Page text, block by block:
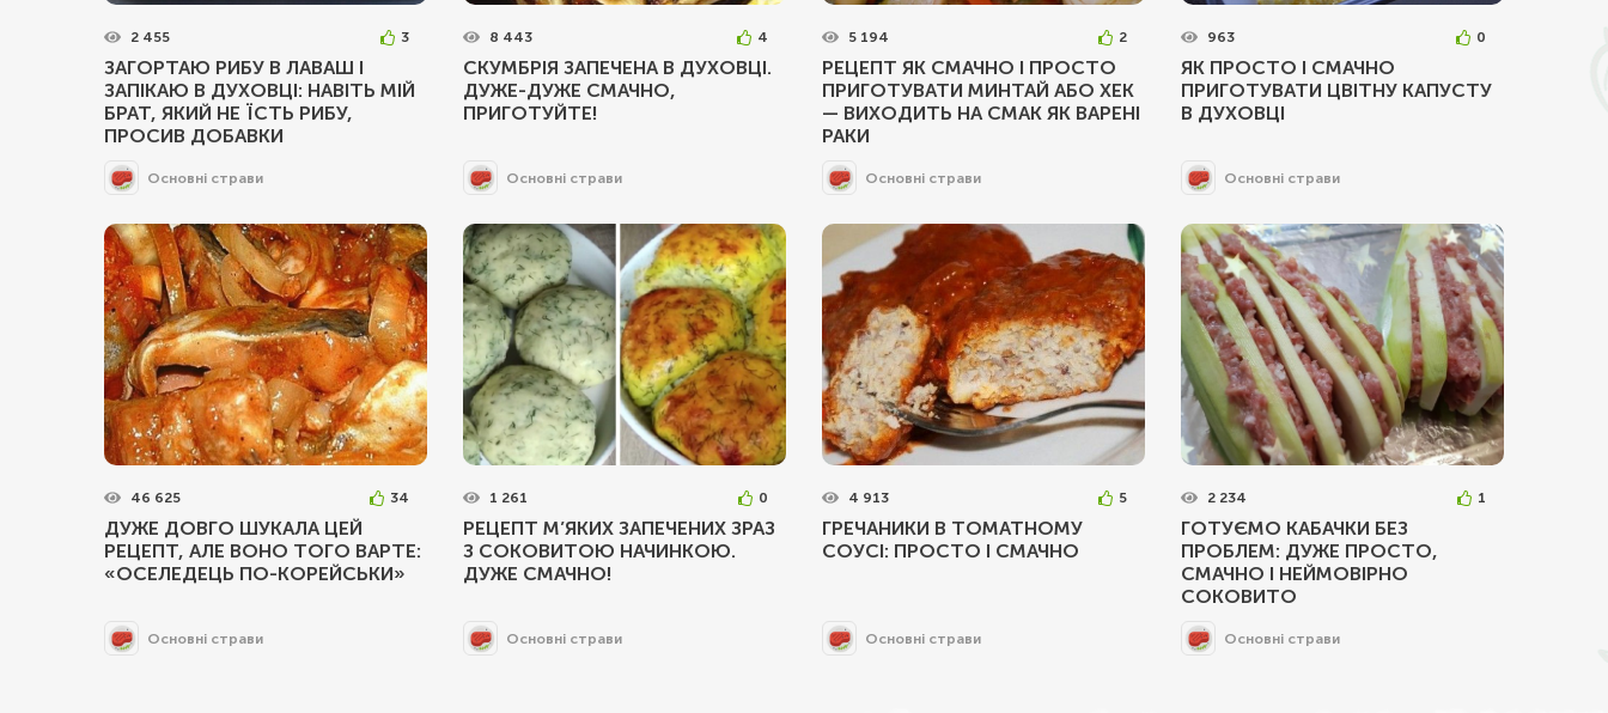
2 455 3
ЗАГОРТАЮ РИБУ В ЛАВАШ І
ЗАПІКАЮ В ДУХОВЦІ: НАВІТЬ МІЙ
БРАТ, ЯКИЙ НЕ ЇСТЬ РИБУ,
ПРОСИВ ДОБАВКИ
Основні страви
8 443 4
СКУМБРІЯ ЗАПЕЧЕНА В ДУХОВЦІ.
ДУЖЕ-ДУЖЕ СМАЧНО,
ПРИГОТУЙТЕ!
Основні страви
5 194 2
РЕЦЕПТ ЯК СМАЧНО І ПРОСТО
ПРИГОТУВАТИ МИНТАЙ АБО ХЕК
— ВИХОДИТЬ НА СМАК ЯК ВАРЕНІ
РАКИ
Основні страви
963 0
ЯК ПРОСТО І СМАЧНО
ПРИГОТУВАТИ ЦВІТНУ КАПУСТУ
В ДУХОВЦІ
Основні страви
46 625 34
ДУЖЕ ДОВГО ШУКАЛА ЦЕЙ
РЕЦЕПТ, АЛЕ ВОНО ТОГО ВАРТЕ:
«ОСЕЛЕДЕЦЬ ПО-КОРЕЙСЬКИ»
Основні страви
1 261 0
РЕЦЕПТ М’ЯКИХ ЗАПЕЧЕНИХ ЗРАЗ
З СОКОВИТОЮ НАЧИНКОЮ.
ДУЖЕ СМАЧНО!
Основні страви
4 913 5
ГРЕЧАНИКИ В ТОМАТНОМУ
СОУСІ: ПРОСТО І СМАЧНО
Основні страви
2 234 1
ГОТУЄМО КАБАЧКИ БЕЗ
ПРОБЛЕМ: ДУЖЕ ПРОСТО,
СМАЧНО І НЕЙМОВІРНО
СОКОВИТО
Основні страви